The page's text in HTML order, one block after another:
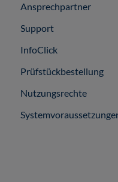
Ansprechpartner
Support
InfoClick
Prüfstückbestellung
Nutzungsrechte